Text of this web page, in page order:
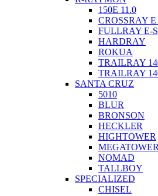
150E 11.0
CROSSRAY
FULLRAY E-
HARDRAY
ROKUA
TRAILRAY
TRAILRAY
SANTA CRUZ
5010
BLUR
BRONSON
HECKLER
HIGHTOWER
MEGATOWER
NOMAD
TALLBOY
SPECIALIZED
CHISEL